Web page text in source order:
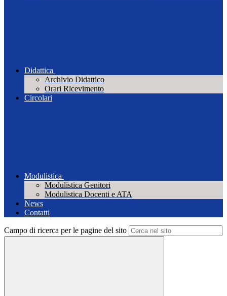
Didattica
Archivio Didattico
Orari Ricevimento
Circolari
Modulistica
Modulistica Genitori
Modulistica Docenti e ATA
News
Contatti
Campo di ricerca per le pagine del sito